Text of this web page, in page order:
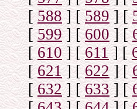
[588] [589] [
[599] [600] [
[ 610] [611] [
[621] [622] [
[632] [633] [